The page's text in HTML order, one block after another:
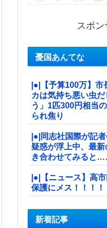
スポ
憂国あんてな
|●|【予算100万】
カは気持ち悪い虫
う」1匹300円相当
られ焦り
|●|同志社国際が記
疑惑が浮上中、最
き合わせてみると
|●|【ニュース】高
保護にメス！！！！
新着記事